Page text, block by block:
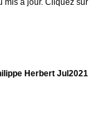
mis à jour. Cliquez sur
Herbert Jul2021